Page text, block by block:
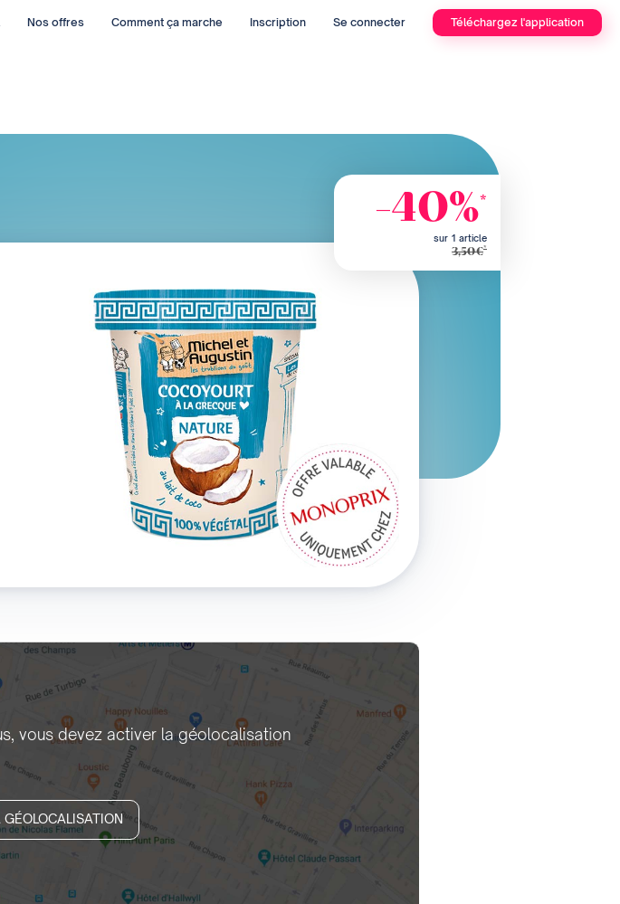
Nos offres Comment ça marche Inscription Se connecter Téléchargez l'application
-40%*
sur 1 article
3,50€*
vous devez activer la géolocalisation